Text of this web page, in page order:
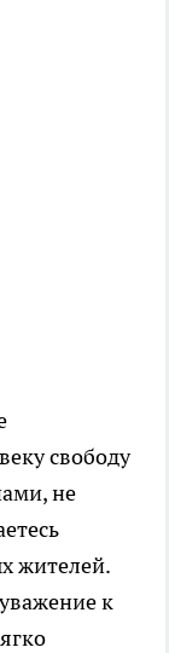
свободу
не
жителей.
к